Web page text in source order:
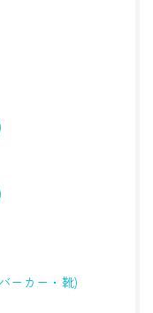
ーカー・靴)